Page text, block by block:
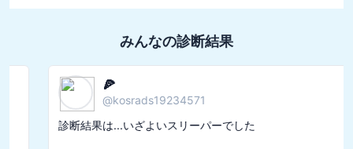
みんなの診断結果
眠たがりのレモン
@
remon_onigiri24
診断結果は...信頼性の高いスタンダードバイクでした